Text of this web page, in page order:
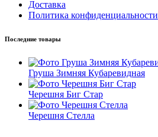
Доставка
Политика конфиденциальности
Последние товары
Груша Зимняя Кубаревидная
Черешня Биг Стар
Черешня Стелла